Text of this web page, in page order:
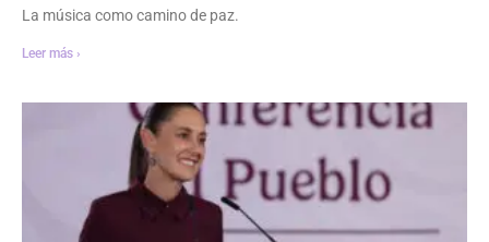
La música como camino de paz.
Leer más ›